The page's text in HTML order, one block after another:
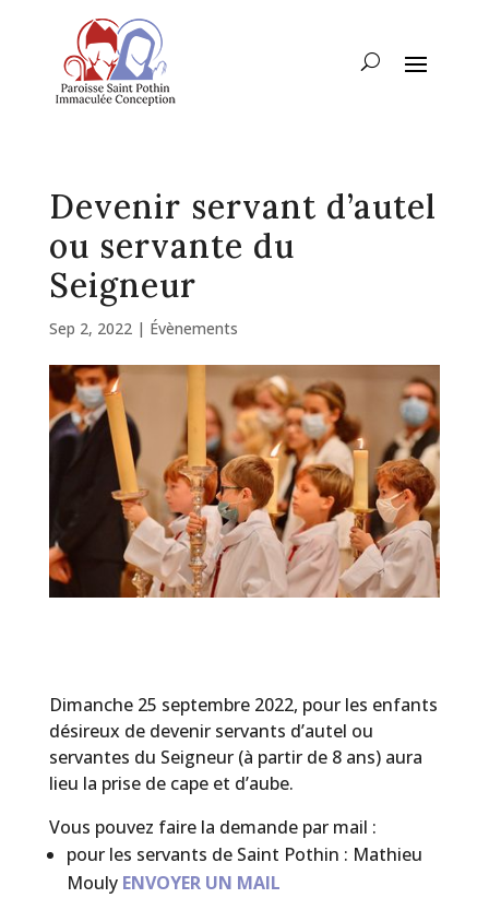
Devenir servant d’autel
ou servante du
Seigneur
Sep 2, 2022| Évènements
Dimanche 25 septembre 2022, pour les enfants
désireux de devenir servants d’autel ou
servantes du Seigneur (à partir de 8 ans) aura
lieu la prise de cape et d’aube.
Vous pouvez faire la demande par mail :
pour les servants de Saint Pothin : Mathieu
Mouly ENVOYER UN MAIL